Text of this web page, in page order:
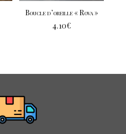
Boucle d’oreille « Rova »
4.10€